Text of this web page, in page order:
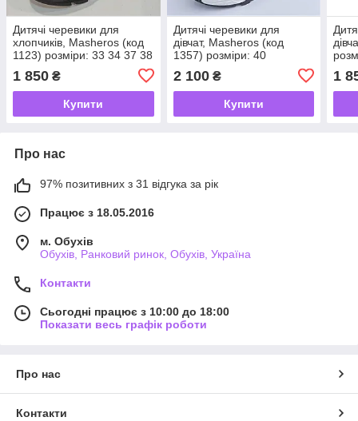
Дитячі черевики для
хлопчиків, Masheros (код
1123) розміри: 33 34 37 38
1 850 ₴
Купити
Дитячі черевики для
дівчат, Masheros (код
1357) розміри: 40
2 100₴
Купити
1
Про нас
97% позитивних з 31 відгука за рік
Працює з 18.05.2016
м. Обухів
Обухів, Ранковий ринок, Обухів, Україна
Контакти
Сьогодні працює з 10:00 до 18:00
Показати весь графік роботи
Про нас
Контакти